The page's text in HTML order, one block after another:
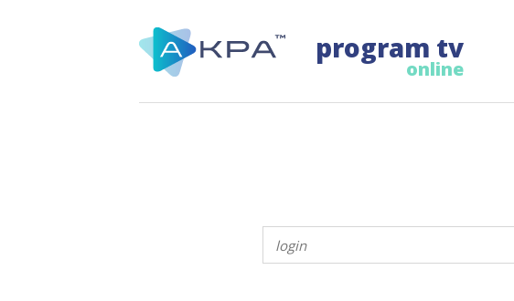
program tv
online